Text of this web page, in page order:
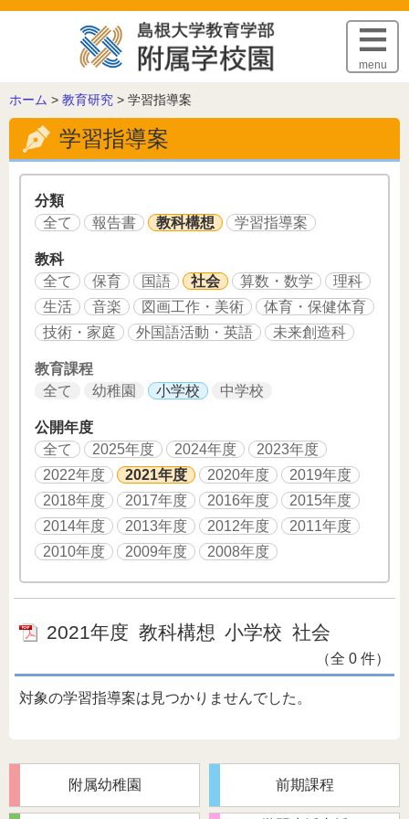
このページの本文へ
menu
こ
の
ー
ジ
ホーム > 教育研究 > 学習指導案
学習指導案
分類
全て
報告書 教科構想 学習指導案
教科
全て
保育 国語 社会 算数・数学
理科
生活
音楽 図画工作・美術
体育・保健体育
技術・家庭
外国語活動・英語 未来創造科
教育課程
全て
幼稚園 小学校 中学校
公開年度
全て
2025年度 2024年度
2023年度
2022年度
2021年度 2020年度
2019年度
2018年度
2017年度 2016年度
2015年度
2014年度
2013年度 2012年度
2011年度
2010年度
2009年度 2008年度
2021年度 教科構想 小学校 社会
（全 0 件）
対象の学習指導案は見つかりませんでした。
附属幼稚園 前期課程